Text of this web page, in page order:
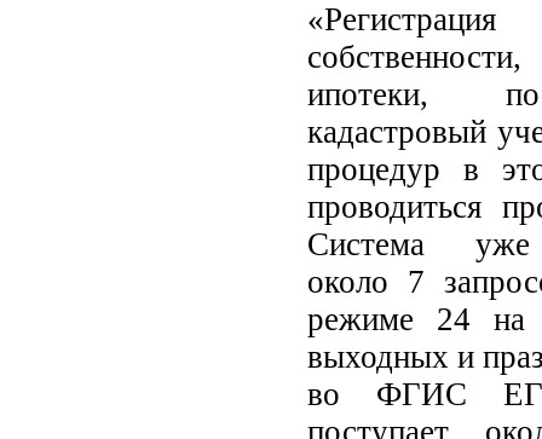
ипотеки,
кадастровый
процедур в
проводиться
Система уже
около 7
режиме 24 на
выходных и
во ФГИС
поступает